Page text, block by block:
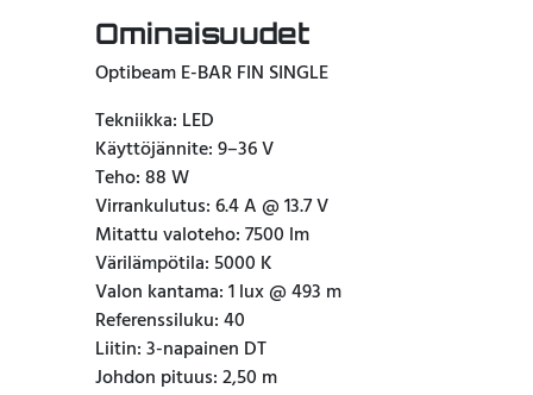
Ominaisuudet
Optibeam E-BAR FIN SINGLE
Tekniikka: LED
Käyttöjännite: 9–36 V
Teho: 88 W
Virrankulutus: 6.4 A @ 13.7 V
Mitattu valoteho: 7500 lm
Värilämpötila: 5000 K
Valon kantama: 1 lux @ 493 m
Referenssiluku: 40
Liitin: 3-napainen DT
Johdon pituus: 2,50 m